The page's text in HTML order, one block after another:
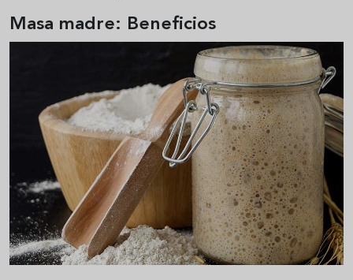
Masa madre: Beneficios